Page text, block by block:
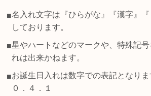
■名入れ文字は『ひらがな』『漢字』
しております。
■星やハートなどのマークや、特殊記
れは出来かねます。
■お誕生日入れは数字での表記となりま
０．４．１